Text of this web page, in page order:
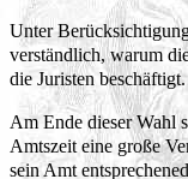
Unter
verständlich, warum
die Juristen beschäftigt.
Am Ende dieser Wahl
Amtszeit eine große
sein Amt